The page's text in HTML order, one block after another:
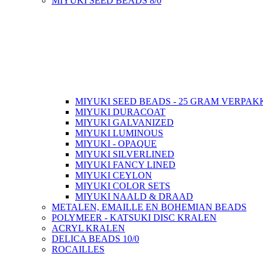
MIYUKI SEED BEADS - 25 GRAM
MIYUKI DURACOAT
MIYUKI GALVANIZED
MIYUKI LUMINOUS
MIYUKI - OPAQUE
MIYUKI SILVERLINED
MIYUKI FANCY LINED
MIYUKI CEYLON
MIYUKI COLOR SETS
MIYUKI NAALD & DRAAD
METALEN, EMAILLE EN BOHEMIAN BEADS
POLYMEER - KATSUKI DISC KRALEN
ACRYL KRALEN
DELICA BEADS 10/0
ROCAILLES